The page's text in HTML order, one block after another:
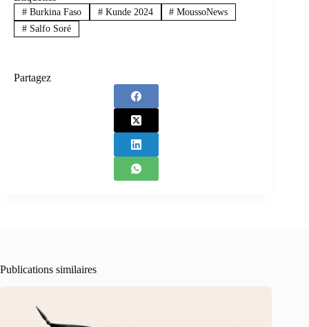
#Burkina Faso #Kunde 2024 # MoussoNews
#Salfo Soré
Partagez
Publications similaires